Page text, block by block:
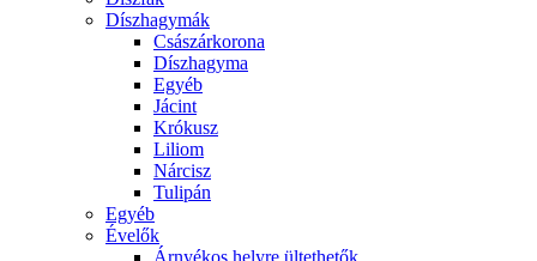
Díszhagymák
Császárkorona
Díszhagyma
Egyéb
Jácint
Krókusz
Liliom
Nárcisz
Tulipán
Egyéb
Évelők
Árnyékos helyre ültethetők